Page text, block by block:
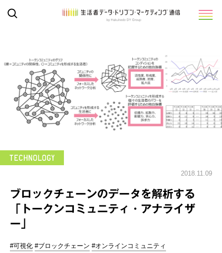
2018.11.09
ブロックチェーンのデータを解析する
「トークンコミュニティ・アナライザ
ー」
#可視化 #ブロックチェーン #オンラインコミュニティ